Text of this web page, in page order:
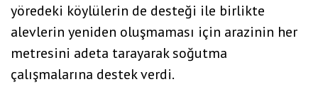
yöredeki köylülerin de desteği ile birlikte
alevlerin yeniden oluşmaması için arazinin her
metresini adeta tarayarak soğutma
çalışmalarına destek verdi.